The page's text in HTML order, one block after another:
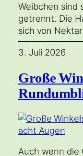
Weibchen sind
getrennt. Die
sich von
3. Juli 2026
Große
Auch wenn die